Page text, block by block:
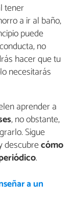
tener
a ir al baño,
puede
no
hacer que tu
necesitarás
aprender a
, no obstante,
Sigue
descubrecómo
.
a un